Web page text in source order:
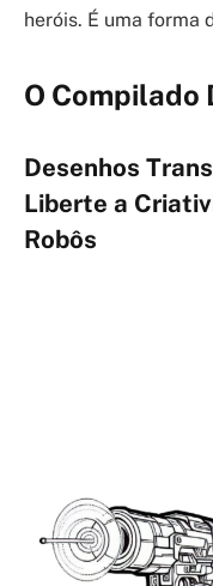
heróis. É uma forma
O Compilado
Desenhos
Liberte a
Robôs